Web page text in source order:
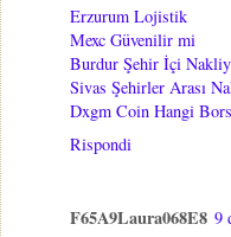
Erzurum Lojistik
Mexc Güvenilir mi
Burdur Şehir İçi
Sivas Şehirler Arası
Dxgm Coin Hangi
Rispondi
F65A9Laura068E8 9